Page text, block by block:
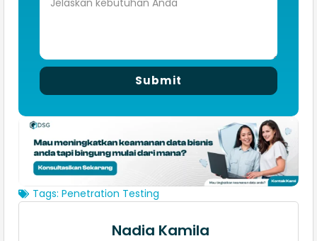
Submit
Tags: Penetration Testing
Nadia Kamila